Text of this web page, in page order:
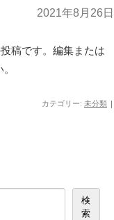
2021年8月26日
稿です。編集または
カテゴリー: 未分類 |
検
索